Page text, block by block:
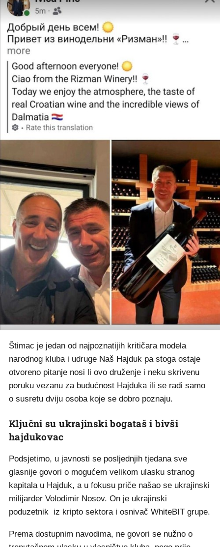
Štimac je jedan od najpoznatijih kritičara modela
narodnog kluba i udruge Naš Hajduk pa stoga ostaje
otvoreno pitanje nosi li ovo druženje i neku skrivenu
poruku vezanu za budućnost Hajduka ili se radi samo
o susretu dviju osoba koje se dobro poznaju.
Ključni su ukrajinski bogataš i bivši
hajdukovac
Podsjetimo, u javnosti se posljednjih tjedana sve
glasnije govori o mogućem velikom ulasku stranog
kapitala u Hajduk, a u fokusu priče našao se ukrajinski
milijarder Volodimir Nosov. On je ukrajinski
poduzetnik iz kripto sektora i osnivač WhiteBIT grupe.
Prema dostupnim navodima, ne govori se nužno o